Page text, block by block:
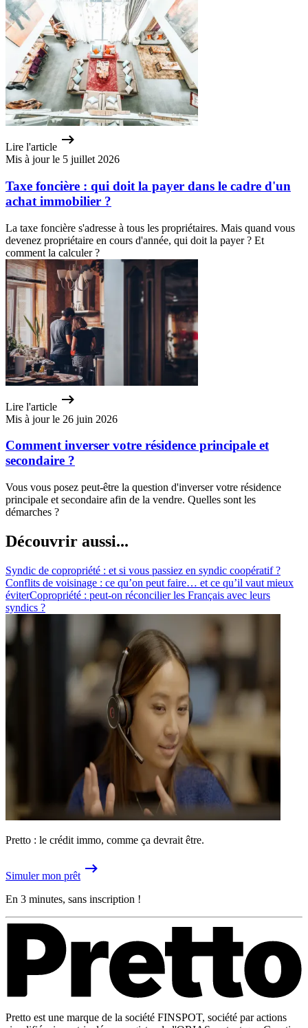
Lire l'article
Mis à jour le 5 juillet 2026
Taxe foncière : qui doit la payer dans le cadre d'un
achat immobilier ?
La taxe foncière s'adresse à tous les propriétaires. Mais quand vous
devenez propriétaire en cours d'année, qui doit la payer ? Et
comment la calculer ?
Lire l'article
Mis à jour le 26 juin 2026
Comment inverser votre résidence principale et
secondaire ?
Vous vous posez peut-être la question d'inverser votre résidence
principale et secondaire afin de la vendre. Quelles sont les
démarches ?
Découvrir aussi...
Syndic de copropriété : et si vous passiez en syndic coopératif ?
Conflits de voisinage : ce qu’on peut faire… et ce qu’il vaut mieux
éviterCopropriété : peut-on réconcilier les Français avec leurs
syndics ?
Pretto : le crédit immo, comme ça devrait être.
Simuler mon prêt
En 3 minutes, sans inscription !
Pretto est une marque de la société FINSPOT, société par actions